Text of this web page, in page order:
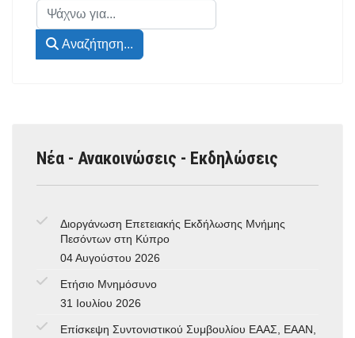
Αναζήτηση...
Αναζήτηση...
Νέα - Ανακοινώσεις - Εκδηλώσεις
Διοργάνωση Επετειακής Εκδήλωσης Μνήμης
Πεσόντων στη Κύπρο
04 Αυγούστου 2026
Ετήσιο Μνημόσυνο
31 Ιουλίου 2026
Επίσκεψη Συντονιστικού Συμβουλίου ΕΑΑΣ, ΕΑΑΝ,